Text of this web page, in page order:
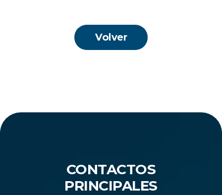
Volver
CONTACTOS
PRINCIPALES